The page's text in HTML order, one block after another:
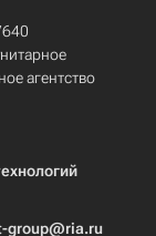
агентство
group@ria.ru